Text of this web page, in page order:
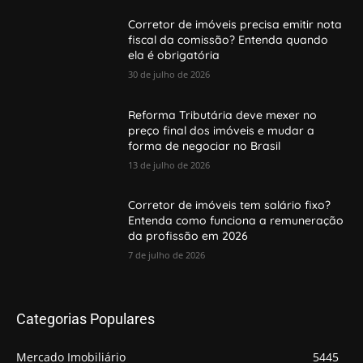
Corretor de imóveis precisa emitir nota
fiscal da comissão? Entenda quando
ela é obrigatória
30 de julho de 2026
Reforma Tributária deve mexer no
preço final dos imóveis e mudar a
forma de negociar no Brasil
13 de julho de 2026
Corretor de imóveis tem salário fixo?
Entenda como funciona a remuneração
da profissão em 2026
7 de julho de 2026
Categorias Populares
Mercado Imobiliário
5445